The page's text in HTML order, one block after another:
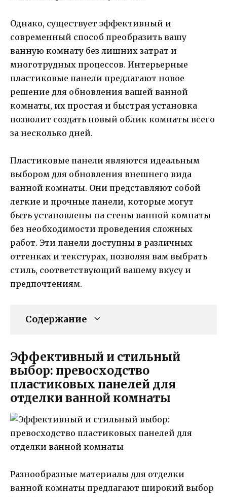
Однако, существует эффективный и
современный способ преобразить вашу
ванную комнату без лишних затрат и
многотрудных процессов. Интерьерные
пластиковые панели предлагают новое
решение для обновления вашей ванной
комнаты, их простая и быстрая установка
позволит создать новый облик комнаты всего
за несколько дней.
Пластиковые панели являются идеальным
выбором для обновления внешнего вида
ванной комнаты. Они представляют собой
легкие и прочные панели, которые могут
быть установлены на стены ванной комнаты
без необходимости проведения сложных
работ. Эти панели доступны в различных
оттенках и текстурах, позволяя вам выбрать
стиль, соответствующий вашему вкусу и
предпочтениям.
Содержание
Эффективный и стильный
выбор: превосходство
пластиковых панелей для
отделки ванной комнаты
Разнообразные материалы для отделки
ванной комнаты предлагают широкий выбор